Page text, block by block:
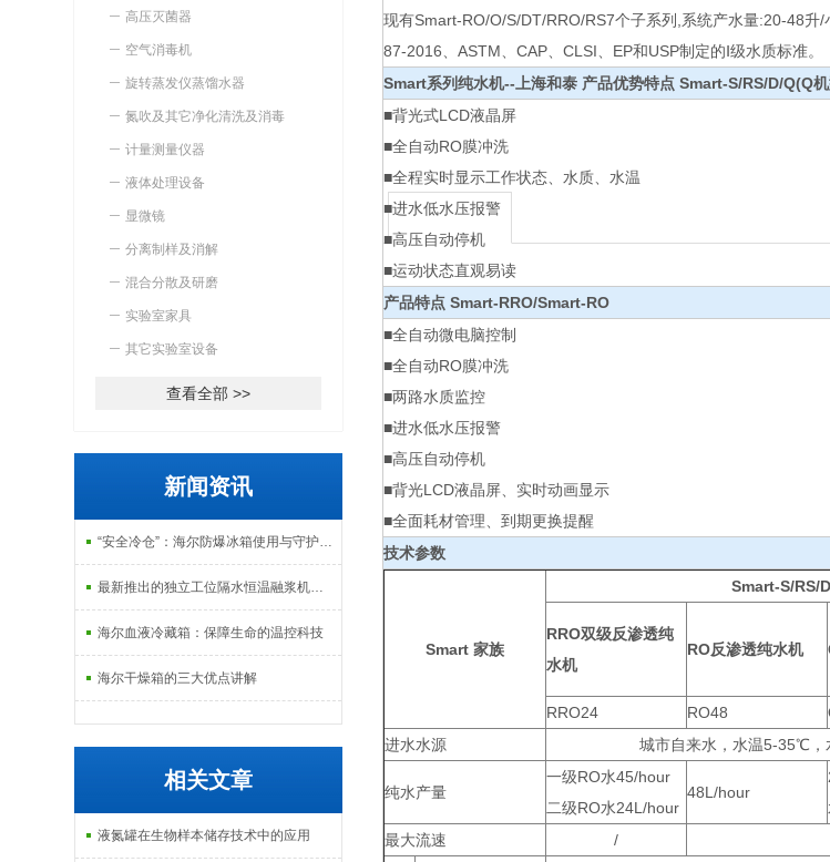
高压灭菌器
空气消毒机
旋转蒸发仪蒸馏水器
氮吹及其它净化清洗及消毒
计量测量仪器
液体处理设备
显微镜
分离制样及消解
混合分散及研磨
实验室家具
其它实验室设备
查看全部 >>
新闻资讯
“安全冷仓”：海尔防爆冰箱使用与守护指南
最新推出的独立工位隔水恒温融浆机产品系列
海尔血液冷藏箱：保障生命的温控科技
海尔干燥箱的三大优点讲解
相关文章
液氮罐在生物样本储存技术中的应用
现有Smart-RO/O/S/DT/RRO/RS7个子系列,系统产水量:20-48
87-2016、ASTM、CAP、CLSI、EP和USP制定的Ⅰ级水质标准。
Smart系列纯水机--上海和泰 产品优势特点 Smart-S/RS/D/Q(Q
■背光式LCD液晶屏
■全自动RO膜冲洗
■全程实时显示工作状态、水质、水温
■进水低水压报警
■高压自动停机
■运动状态直观易读
产品特点 Smart-RRO/Smart-RO
■全自动微电脑控制
■全自动RO膜冲洗
■两路水质监控
■进水低水压报警
■高压自动停机
■背光LCD液晶屏、实时动画显示
■全面耗材管理、到期更换提醒
技术参数
Smart 家族
Smart-S/RS/
RRO双级反渗透纯
水机
RO反渗透纯水机
RRO24
RO48
进水水源
城市自来水，水温5-35℃，
纯水产量
一级RO水45/hour
二级RO水24L/hour
48L/hour
最大流速
/